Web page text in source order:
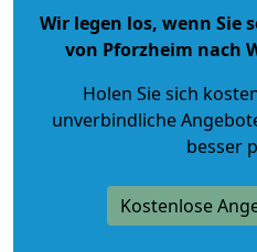
Wir legen los, wenn Sie
von Pforzheim nach
Holen Sie sich
unverbindliche
besser
Kostenlose